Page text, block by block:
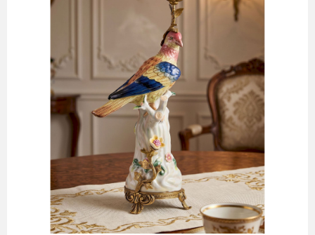
Масленки
Менажницы
Молочники
Наборы для специй
Розетки
Салфетницы
Сахарницы
Соусники
Супники
Сухарницы
Тарелки
Хлебницы